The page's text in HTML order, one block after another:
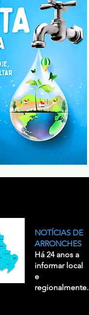
NOTÍCIAS DE
ARRONCHES
Há 24 anos a
informar local
e
regionalmente.